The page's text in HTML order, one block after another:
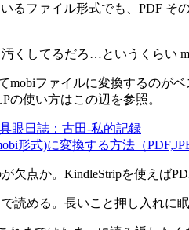
るファイル形式でも、PDF
くしてるだろ…というくらい
mobiファイルに変換するのが
の使い方はこの辺を参照。
眼日誌：古田-私的記録
形式)に変換する方法（
欠点か。KindleStripを使えば
読める。長いこと押し入れに